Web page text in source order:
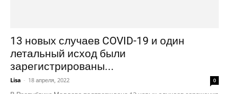
13 новых случаев COVID-19 и один
летальный исход были
зарегистрированы...
Lisa - 18 апреля, 2022 0